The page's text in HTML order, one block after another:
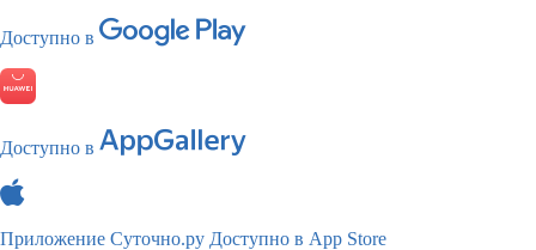
Доступно в
Доступно в
Приложение Суточно.ру Доступно в App Store